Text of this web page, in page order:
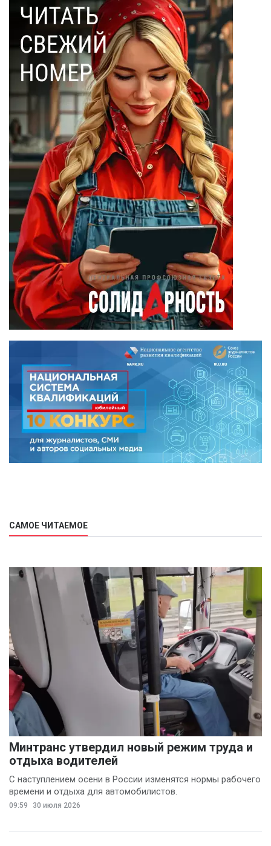
САМОЕ ЧИТАЕМОЕ
Минтранс утвердил новый режим труда и
отдыха водителей
С наступлением осени в России изменятся нормы рабочего
времени и отдыха для автомобилистов.
09:59 30 июля 2026